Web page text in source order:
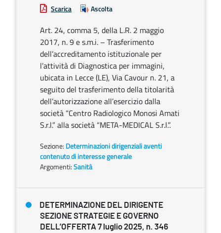
Scarica Ascolta
Art. 24, comma 5, della L.R. 2 maggio
2017, n. 9 e s.m.i. – Trasferimento
dell’accreditamento istituzionale per
l’attività di Diagnostica per immagini,
ubicata in Lecce (LE), Via Cavour n. 21, a
seguito del trasferimento della titolarità
dell’autorizzazione all’esercizio dalla
società “Centro Radiologico Monosi Amati
S.r.l.” alla società “META-MEDICAL S.r.l.”.
Sezione: Determinazioni dirigenziali aventi
contenuto di interesse generale
Argomenti:Sanità
DETERMINAZIONE DEL DIRIGENTE
SEZIONE STRATEGIE E GOVERNO
DELL’OFFERTA 7 luglio 2025, n. 346